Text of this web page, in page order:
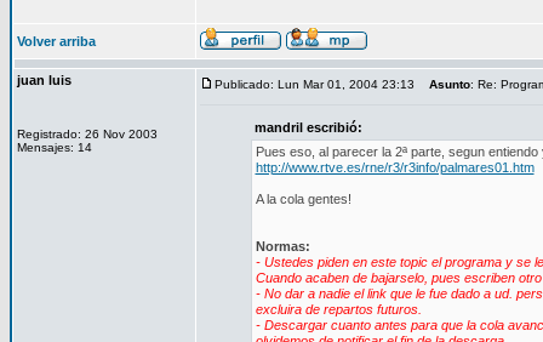
Volver arriba
juan luis
Registrado: 26 Nov 2003
Mensajes: 14
Publicado: Lun Mar 01, 2004 23:13 Asunto: Re:
mandril escribió:
Pues eso, al parecer la 2ª parte, segun
http://www.rtve.es/rne/r3/r3info/palmares01.htm
A la cola gentes!
Normas:
- Ustedes piden en este topic el programa y se
Cuando acaben de bajarselo, pues escriben
- No dar a nadie el link que le fue dado a ud.
excluira de repartos futuros.
- Descargar cuanto antes para que la cola